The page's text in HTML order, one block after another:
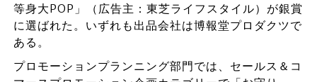
等身大POP」（広告主：東芝ライフスタイル）が銀賞
に選ばれた。いずれも出品会社は博報堂プロダクツで
ある。
プロモーションプランニング部門では、セールス＆コ